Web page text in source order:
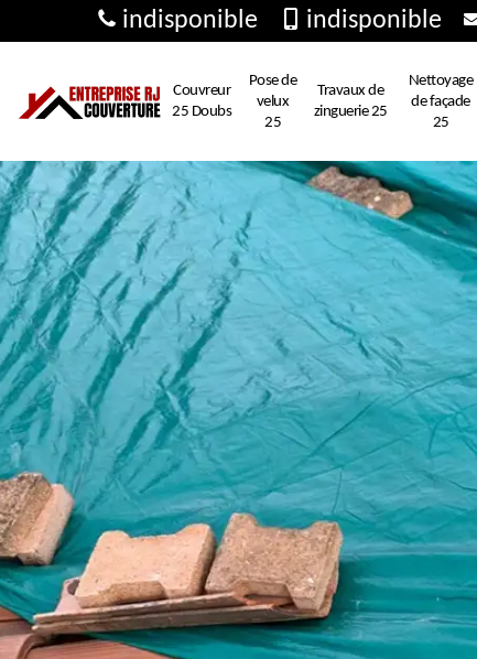
indisponible indisponible
Couvreur
25 Doubs
Pose de
velux
25
Travaux de
zinguerie 25
Nettoyage
de façade
25